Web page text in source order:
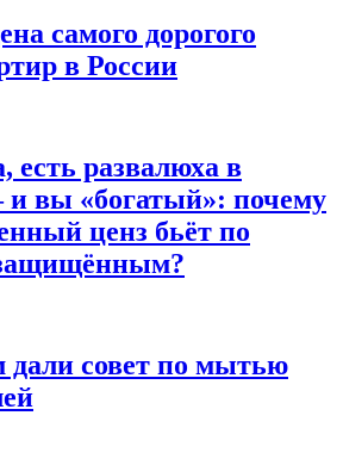
самого дорогого
в России
есть развалюха в
и вы «богатый»: почему
ценз бьёт по
дали совет по мытью